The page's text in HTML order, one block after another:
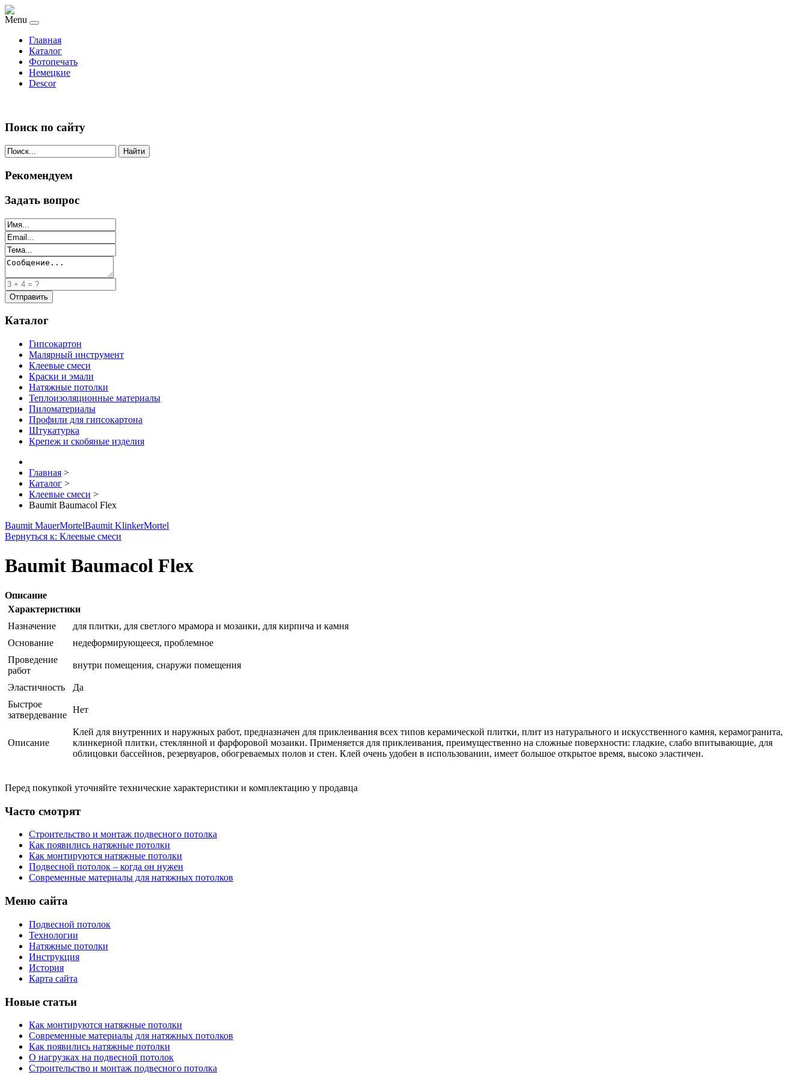
Menu
Главная
Каталог
Фотопечать
Немецкие
Descor
Поиск по сайту
Найти
Рекомендуем
Задать вопрос
Каталог
Гипсокартон
Малярный инструмент
Клеевые смеси
Краски и эмали
Натяжные потолки
Теплоизоляционные материалы
Пиломатериалы
Профили для гипсокартона
Штукатурка
Крепеж и скобяные изделия
Главная >
Каталог >
Клеевые смеси >
Baumit Baumacol Flex
Baumit MauerMortelBaumit KlinkerMortel
Вернуться к: Клеевые смеси
Baumit Baumacol Flex
Описание
Характеристики
Назначение
для плитки, для светлого мрамора и мозаики, для кирпича и камня
Основание
недеформирующееся, проблемное
Проведение
работ
внутри помещения, снаружи помещения
Эластичность
Да
Быстрое
затвердевание
Нет
Описание
Клей для внутренних и наружных работ, предназначен для приклеивания всех типов керамической плитки, плит из натурального и искусственного камня, керамогранита,
клинкерной плитки, стеклянной и фарфоровой мозаики. Применяется для приклеивания, преимущественно на сложные поверхности: гладкие, слабо впитывающие, для
облицовки бассейнов, резервуаров, обогреваемых полов и стен. Клей очень удобен в использовании, имеет большое открытое время, высоко эластичен.
Перед покупкой уточняйте технические характеристики и комплектацию у продавца
Часто смотрят
Строительство и монтаж подвесного потолка
Как появились натяжные потолки
Как монтируются натяжные потолки
Подвесной потолок – когда он нужен
Современные материалы для натяжных потолков
Меню сайта
Подвесной потолок
Технологии
Натяжные потолки
Инструкция
История
Карта сайта
Новые статьи
Как монтируются натяжные потолки
Современные материалы для натяжных потолков
Как появились натяжные потолки
О нагрузках на подвесной потолок
Строительство и монтаж подвесного потолка